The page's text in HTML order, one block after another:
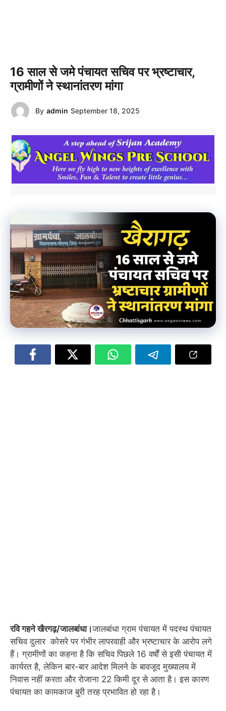
16 साल से जमे पंचायत सचिव पर भ्रष्टाचार,
ग्रामीणों ने स्थानांतरण मांगा
By admin September 18, 2025
रवि गहने खैरगढ़/जालबांधा।जालबांधा ग्राम पंचायत में पदस्थ पंचायत
सचिव दुलार कोसरे पर गंभीर लापरवाही और भ्रष्टाचार के आरोप लगे
हैं। ग्रामीणों का कहना है कि सचिव पिछले 16 वर्षों से इसी पंचायत में
कार्यरत है, लेकिन बार-बार आदेश मिलने के बावजूद मुख्यालय में
निवास नहीं करता और रोजाना 22 किमी दूर से आता है। इस कारण
पंचायत का कामकाज बुरी तरह प्रभावित हो रहा है।